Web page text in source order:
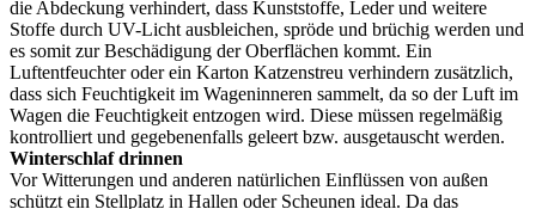
die Abdeckung verhindert, dass Kunststoffe, Leder und weitere
Stoffe durch UV-Licht ausbleichen, spröde und brüchig werden und
es somit zur Beschädigung der Oberflächen kommt. Ein
Luftentfeuchter oder ein Karton Katzenstreu verhindern zusätzlich,
dass sich Feuchtigkeit im Wageninneren sammelt, da so der Luft im
Wagen die Feuchtigkeit entzogen wird. Diese müssen regelmäßig
kontrolliert und gegebenenfalls geleert bzw. ausgetauscht werden.
Winterschlaf drinnen
Vor Witterungen und anderen natürlichen Einflüssen von außen
schützt ein Stellplatz in Hallen oder Scheunen ideal. Da das